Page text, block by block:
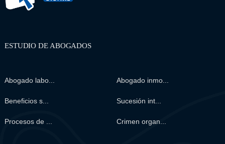
ESTUDIO DE ABOGADOS
Abogado labo... Abogado inmo...
Beneficios s... Sucesión int...
Procesos de ... Crimen organ...